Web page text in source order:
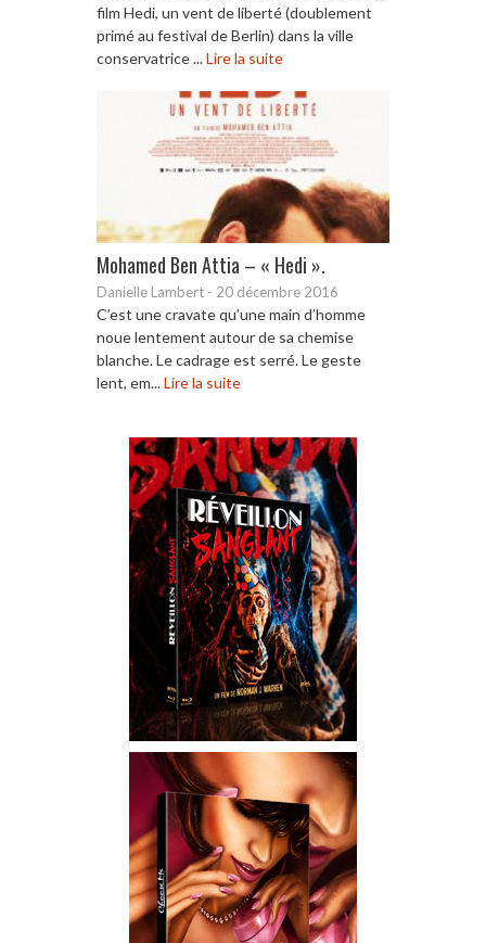
film Hedi, un vent de liberté (doublement
primé au festival de Berlin) dans la ville
conservatrice ...Lire la suite
Mohamed Ben Attia – « Hedi ».
Danielle Lambert - 20 décembre 2016
C’est une cravate qu’une main d’homme
noue lentement autour de sa chemise
blanche. Le cadrage est serré. Le geste
lent, em...Lire la suite